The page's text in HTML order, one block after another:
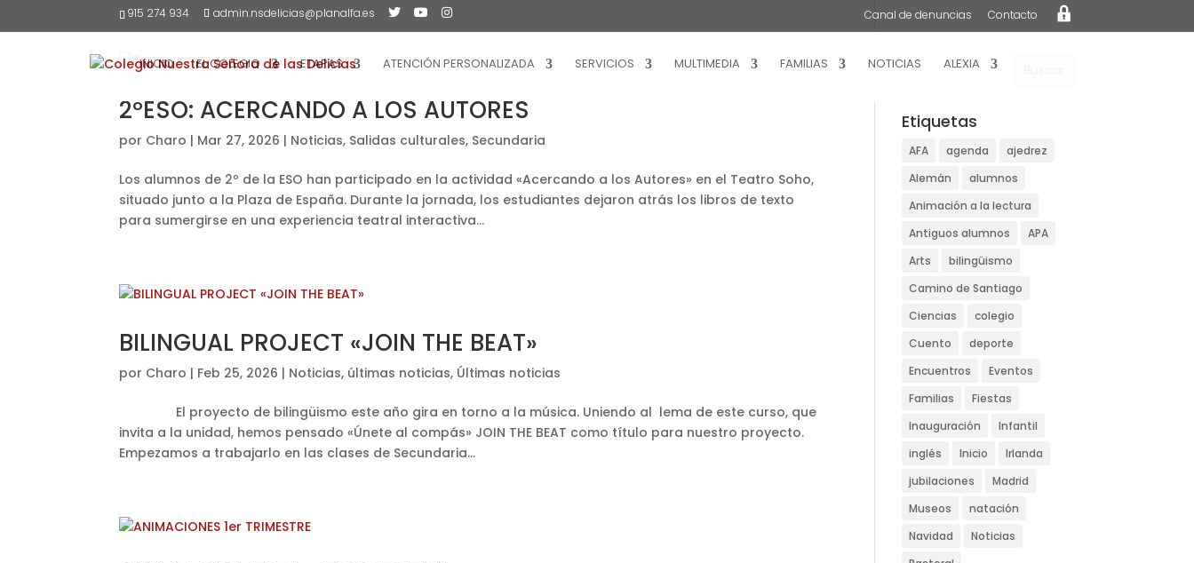
915 274 934 admin.nsdelicias@planalfa.es Canal de denuncias Contacto
g
INICIO EL COLEGIO ETAPAS ATENCIÓN PERSONALIZADA SERVICIOS MULTIMEDIA FAMILIAS NOTICIAS ALEXIA
2ºESO: ACERCANDO A LOS AUTORES
por Charo | Mar 27, 2026 | Noticias, Salidas culturales, Secundaria
Los alumnos de 2º de la ESO han participado en la actividad «Acercando a los Autores» en el Teatro Soho,
situado junto a la Plaza de España. Durante la jornada, los estudiantes dejaron atrás los libros de texto
para sumergirse en una experiencia teatral interactiva...
BILINGUAL PROJECT «JOIN THE BEAT»
por Charo | Feb 25, 2026 | Noticias, últimas noticias, Últimas noticias
El proyecto de bilingüismo este año gira en torno a la música. Uniendo al lema de este curso, que
invita a la unidad, hemos pensado «Únete al compás» JOIN THE BEAT como título para nuestro proyecto.
Empezamos a trabajarlo en las clases de Secundaria...
Etiquetas
AFA agenda
ajedrez
Alemán
alumnos
Animación a la lectura
Antiguos alumnos
APA
Arts
bilingüismo
Camino de Santiago
Ciencias
colegio
Cuento
deporte
Encuentros
Eventos
Familias
Fiestas
Inauguración
Infantil
inglés
Inicio
Irlanda
jubilaciones
Madrid
Museos
natación
Navidad
Noticias